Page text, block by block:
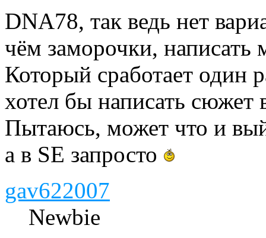
DNA78, так ведь нет
чём заморочки, написать
Который сработает один
хотел бы написать
Пытаюсь, может что и
а в SE запросто
gav622007
Newbie